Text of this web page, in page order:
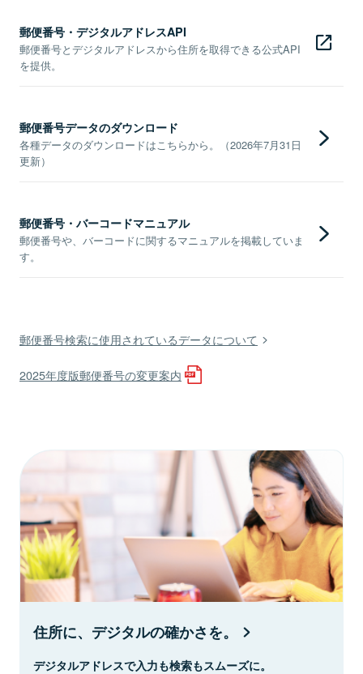
郵便番号・デジタルアドレスAPI
郵便番号とデジタルアドレスから住所を取得できる公式API
を提供。
郵便番号データのダウンロード
各種データのダウンロードはこちらから。（2026年7月31日
更新）
郵便番号・バーコードマニュアル
郵便番号や、バーコードに関するマニュアルを掲載していま
す。
郵便番号検索に使用されているデータについて
2025年度版郵便番号の変更案内
住所に、デジタルの確かさを。
デジタルアドレスで入力も検索もスムーズに。